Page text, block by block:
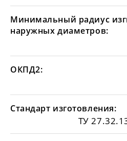
Минимальный радиус
наружных диаметров:
ОКПД2:
Стандарт изготовления:
ТУ